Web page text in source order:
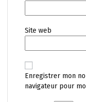
Site web
Enregistrer mon
navigateur pour